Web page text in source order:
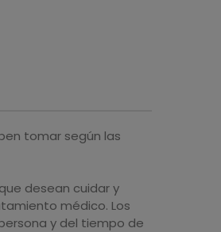
tomar según las
desean cuidar y
médico. Los
y del tiempo de